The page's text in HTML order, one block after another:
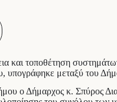
και τοποθέτηση
υπογράφηκε μεταξύ του
ο Δήμαρχος κ. Σπύρος